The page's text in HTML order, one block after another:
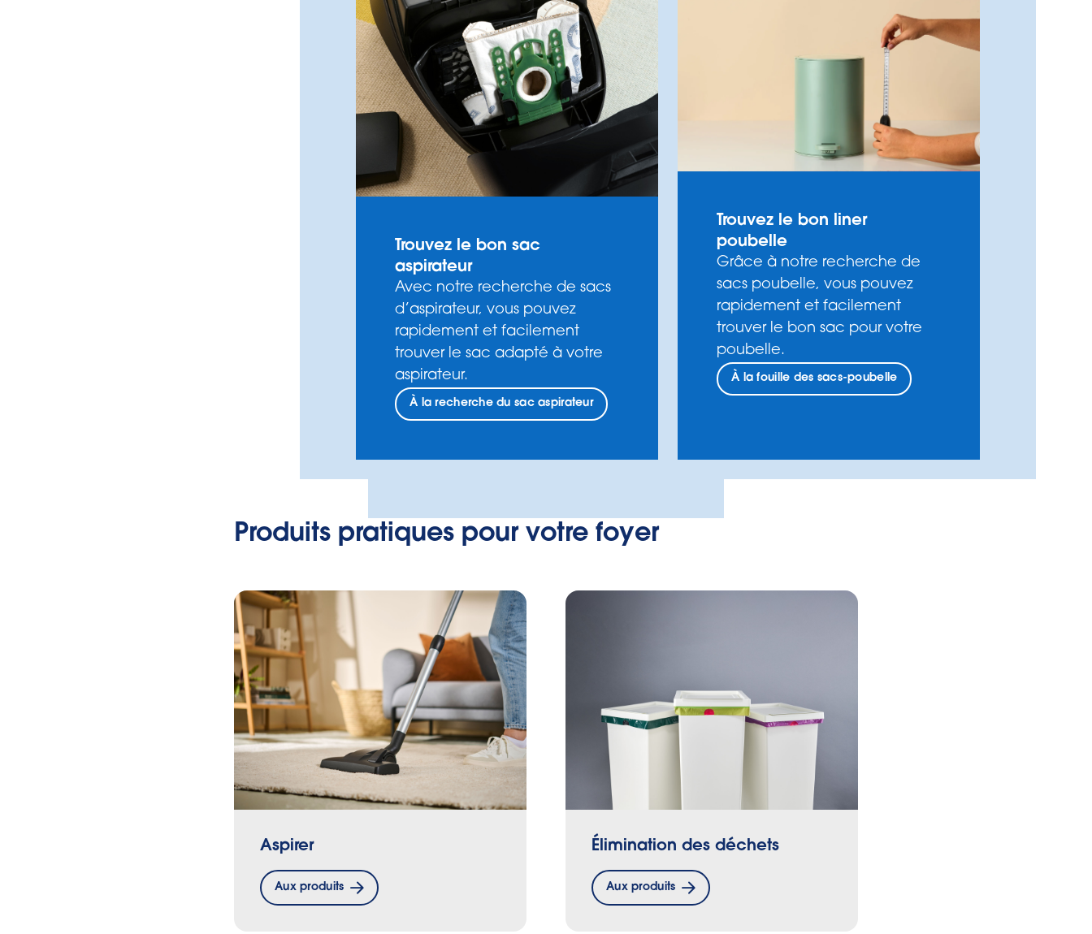
Trouvez le bon sac
aspirateur
Avec notre recherche de sacs
d’aspirateur, vous pouvez
rapidement et facilement
trouver le sac adapté à votre
aspirateur.
À la recherche du sac aspirateur
Trouvez le bon liner
poubelle
Grâce à notre recherche de
sacs poubelle, vous pouvez
rapidement et facilement
trouver le bon sac pour votre
poubelle.
À la fouille des sacs-poubelle
Produits pratiques pour votre foyer
Aspirer
Aux produits
Élimination des déchets
Aux produits